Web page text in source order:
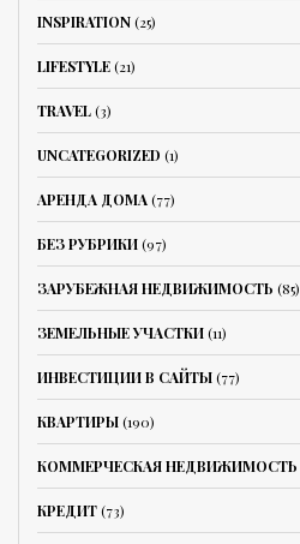
INSPIRATION(25)
LIFESTYLE(21)
TRAVEL(3)
UNCATEGORIZED (1)
АРЕНДА ДОМА(77)
БЕЗ РУБРИКИ(97)
ЗАРУБЕЖНАЯ НЕДВИЖИМОСТЬ (85)
ЗЕМЕЛЬНЫЕ УЧАСТКИ(11)
ИНВЕСТИЦИИ В САЙТЫ(77)
КВАРТИРЫ(190)
КОММЕРЧЕСКАЯ НЕДВИЖИМОСТЬ
КРЕДИТ(73)